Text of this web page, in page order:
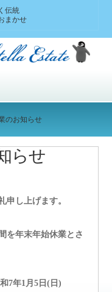
伝統
まかせ
のお知らせ
らせ
申し上げます。
を年末年始休業とさ
7年1月5日(日)